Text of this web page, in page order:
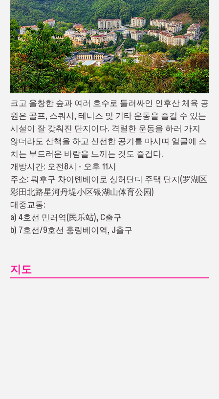
크고 울창한 숲과 여러 호수로 둘러싸인 인후산 체육 공
원은 골프, 스쿼시, 테니스 및 기타 운동을 즐길 수 있는
시설이 잘 갖춰진 단지이다. 격렬한 운동을 하러 가지
않더라도 산책을 하고 신선한 공기를 마시며 얼굴에 스
치는 부드러운 바람을 느끼는 것도 즐겁다.
개방시간: 오전8시 - 오후 11시
주소: 뤄후구 차이톈베이로 싱허단디 주택 단지(罗湖区
彩田北路星河丹堤小区银湖山体育公园)
대중교통:
a) 4호선 민러역(民乐站), C출구
b) 7호선/9호선 훙링베이역, J출구
지도